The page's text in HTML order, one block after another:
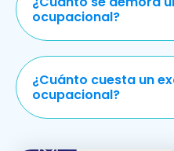
ocupacional?
¿Cuánto cuesta un
ocupacional?